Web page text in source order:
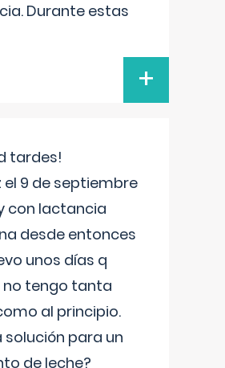
Durante estas
+
tardes!
el 9 de septiembre
con lactancia
desde entonces
unos días q
no tengo tanta
al principio.
solución para un
de leche?